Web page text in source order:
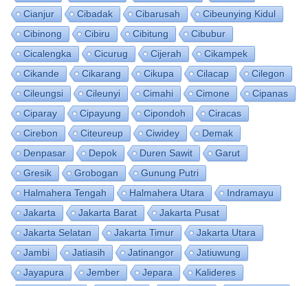
Cianjur
Cibadak Cibarusah
Cibeunying Kidul
Cibinong
Cibiru Cibitung
Cibubur
Cicalengka
Cicurug Cijerah
Cikampek
Cikande
Cikarang Cikupa Cilacap
Cilegon
Cileungsi
Cileunyi Cimahi Cimone
Cipanas
Ciparay
Cipayung Cipondoh
Ciracas
Cirebon
Citeureup Ciwidey
Demak
Denpasar
Depok Duren Sawit
Garut
Gresik
Grobogan
Gunung Putri
Halmahera Tengah
Halmahera Utara
Indramayu
Jakarta
Jakarta Barat
Jakarta Pusat
Jakarta Selatan
Jakarta Timur
Jakarta Utara
Jambi
Jatiasih Jatinangor
Jatiuwung
Jayapura
Jember Jepara
Kalideres